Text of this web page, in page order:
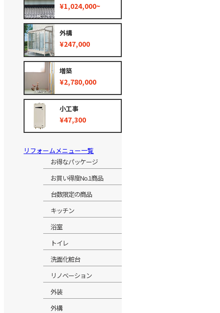
¥1,024,000~
外構
¥247,000
増築
¥2,780,000
小工事
¥47,300
リフォームメニュー一覧
お得なパッケージ
お買い得度No.1商品
台数限定の商品
キッチン
浴室
トイレ
洗面化粧台
リノベーション
外装
外構